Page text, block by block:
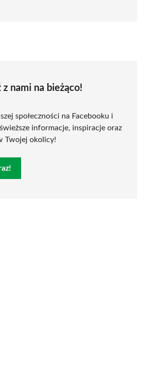
z nami na bieżąco!
społeczności na Facebooku i
informacje, inspiracje oraz
Twojej okolicy!